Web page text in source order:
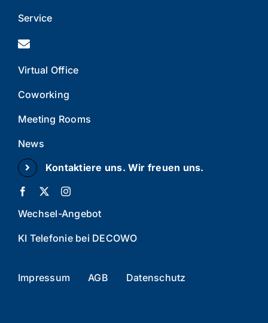
Service
Virtual Office
Coworking
Meeting Rooms
News
Kontaktiere uns. Wir freuen uns.
Wechsel-Angebot
KI Telefonie bei DECOWO
Impressum AGB Datenschutz